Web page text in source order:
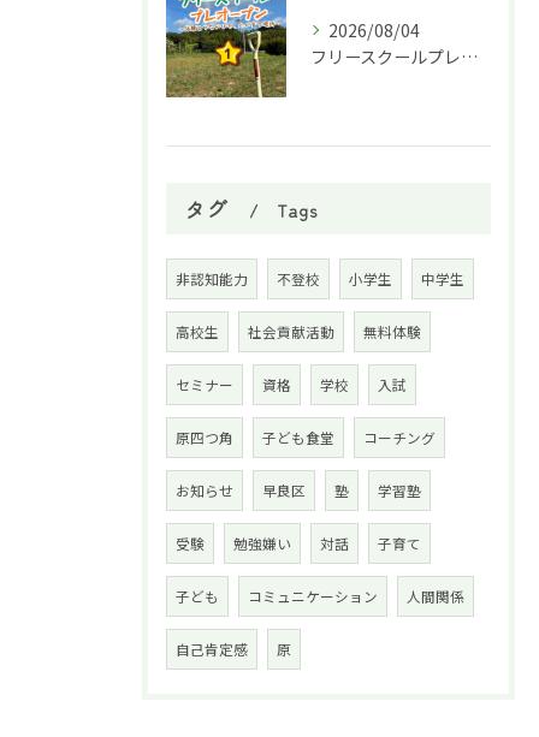
2026/08/04
フリースクールプレオープン①
タグ Tags
非認知能力 不登校 小学生 中学生
高校生 社会貢献活動 無料体験
セミナー 資格 学校 入試
原四つ角 子ども食堂 コーチング
お知らせ 早良区 塾 学習塾
受験 勉強嫌い 対話 子育て
子ども コミュニケーション 人間関係
自己肯定感 原